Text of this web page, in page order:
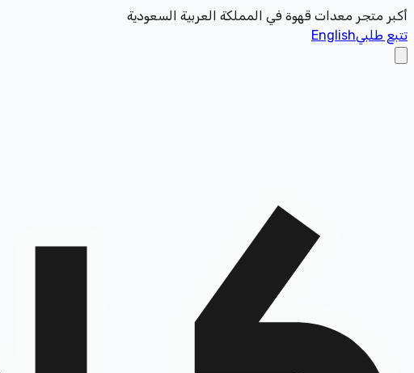
أكبر متجر معدات قهوة في المملكة العربية السعودية
تتبع طلبيEnglish